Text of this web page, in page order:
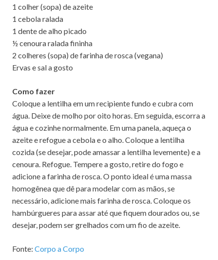
1 colher (sopa) de azeite
1 cebola ralada
1 dente de alho picado
½ cenoura ralada fininha
2 colheres (sopa) de farinha de rosca (vegana)
Ervas e sal a gosto
Como fazer
Coloque a lentilha em um recipiente fundo e cubra com
água. Deixe de molho por oito horas. Em seguida, escorra a
água e cozinhe normalmente. Em uma panela, aqueça o
azeite e refogue a cebola e o alho. Coloque a lentilha
cozida (se desejar, pode amassar a lentilha levemente) e a
cenoura. Refogue. Tempere a gosto, retire do fogo e
adicione a farinha de rosca. O ponto ideal é uma massa
homogênea que dê para modelar com as mãos, se
necessário, adicione mais farinha de rosca. Coloque os
hambúrgueres para assar até que fiquem dourados ou, se
desejar, podem ser grelhados com um fio de azeite.
Fonte: Corpo a Corpo